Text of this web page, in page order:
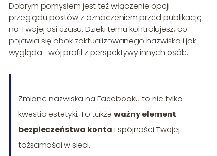
Dobrym pomysłem jest też włączenie opcji
przeglądu postów z oznaczeniem przed publikacją
na Twojej osi czasu. Dzięki temu kontrolujesz, co
pojawia się obok zaktualizowanego nazwiska i jak
wygląda Twój profil z perspektywy innych osób.
Zmiana nazwiska na Facebooku to nie tylko
kwestia estetyki. To także ważny element
bezpieczeństwa konta i spójności Twojej
tożsamości w sieci.